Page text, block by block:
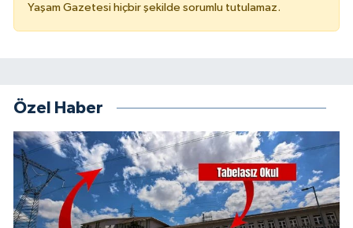
Yaşam Gazetesi hiçbir şekilde sorumlu tutulamaz.
Özel Haber